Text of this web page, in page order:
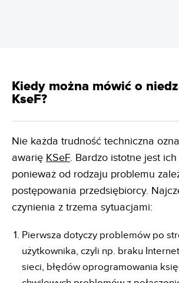
Kiedy można mówić o
KseF?
Nie każda trudność techniczna
awarię KSeF. Bardzo istotne jest
ponieważ od rodzaju problemu
postępowania przedsiębiorcy.
czynienia z trzema sytuacjami:
Pierwsza dotyczy problemów po
użytkownika, czyli np. braku
sieci, błędów oprogramowania